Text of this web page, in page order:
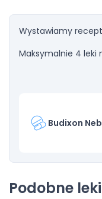
Wystawiamy
Maksymalnie 4 leki
Budixon Neb
Podobne leki